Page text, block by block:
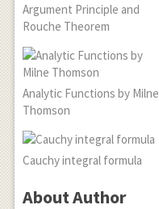
Argument Principle and
Rouche Theorem
Analytic Functions by Milne
Thomson
Cauchy integral formula
About Author